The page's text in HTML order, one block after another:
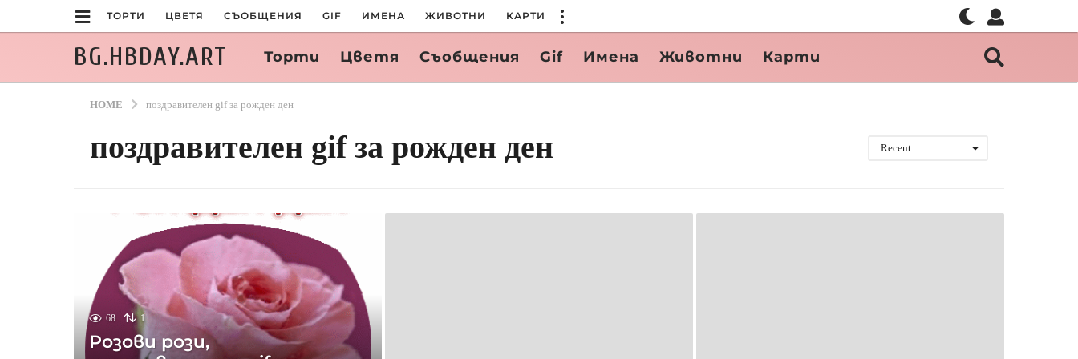
ТОРТИ ЦВЕТЯ СЪОБЩЕНИЯ GIF ИМЕНА ЖИВОТНИ КАРТИ
BG.HBDAY.ART Торти Цветя Съобщения Gif Имена Животни Карти
HOME поздравителен gif за рожден ден
поздравителен gif за рожден ден Recent
68 1
Розови рози,